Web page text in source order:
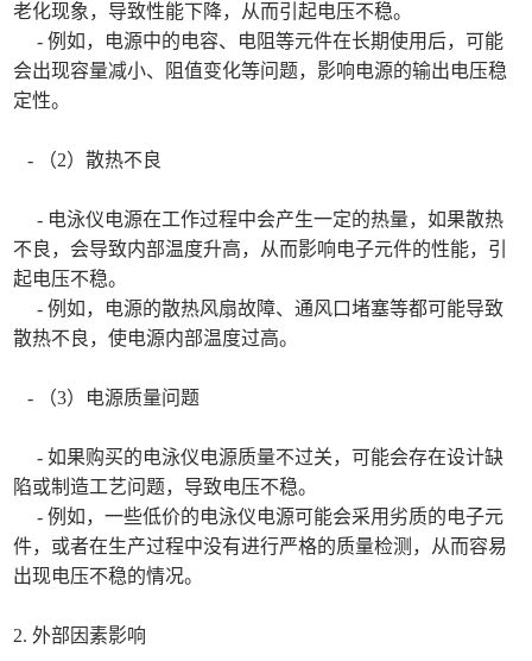
老化现象，导致性能下降，从而引起电压不稳。
- 例如，电源中的电容、电阻等元件在长期使用后，可能
会出现容量减小、阻值变化等问题，影响电源的输出电压稳
定性。
- （2）散热不良
- 电泳仪电源在工作过程中会产生一定的热量，如果散热
不良，会导致内部温度升高，从而影响电子元件的性能，引
起电压不稳。
- 例如，电源的散热风扇故障、通风口堵塞等都可能导致
散热不良，使电源内部温度过高。
- （3）电源质量问题
- 如果购买的电泳仪电源质量不过关，可能会存在设计缺
陷或制造工艺问题，导致电压不稳。
- 例如，一些低价的电泳仪电源可能会采用劣质的电子元
件，或者在生产过程中没有进行严格的质量检测，从而容易
出现电压不稳的情况。
2. 外部因素影响